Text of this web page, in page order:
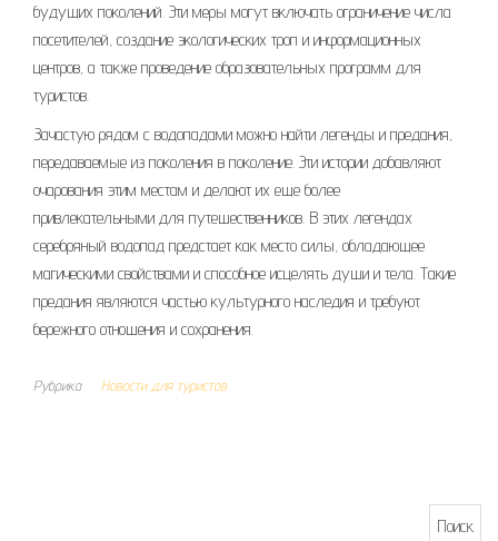
будущих поколений. Эти меры могут включать ограничение числа
посетителей, создание экологических троп и информационных
центров, а также проведение образовательных программ для
туристов.
Зачастую рядом с водопадами можно найти легенды и предания,
передаваемые из поколения в поколение. Эти истории добавляют
очарования этим местам и делают их еще более
привлекательными для путешественников. В этих легендах
серебряный водопад предстает как место силы, обладающее
магическими свойствами и способное исцелять души и тела. Такие
предания являются частью культурного наследия и требуют
бережного отношения и сохранения.
Рубрика Новости для туристов